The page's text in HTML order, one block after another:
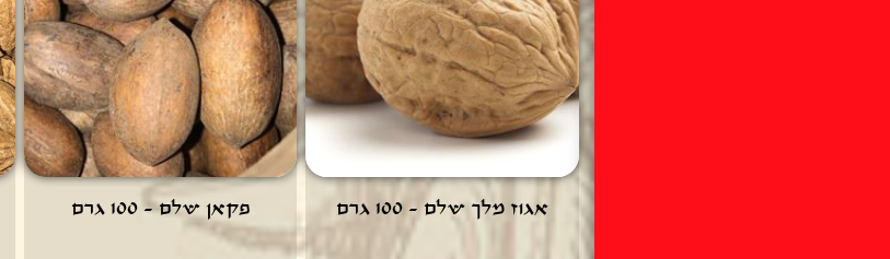
אגוז מלך שלם - 100 גרם פקאן שלם - 100 גרם